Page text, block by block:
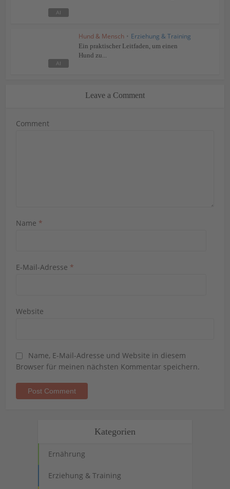
Hund & Mensch • Erziehung & Training
Ein praktischer Leitfaden, um einen
Hund zu...
Leave a Comment
Comment
Name *
E-Mail-Adresse *
Website
Name, E-Mail-Adresse und Website in diesem
Browser für meinen nächsten Kommentar speichern.
Kategorien
Ernährung
Erziehung & Training